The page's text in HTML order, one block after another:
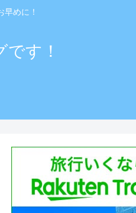
めに！
す！